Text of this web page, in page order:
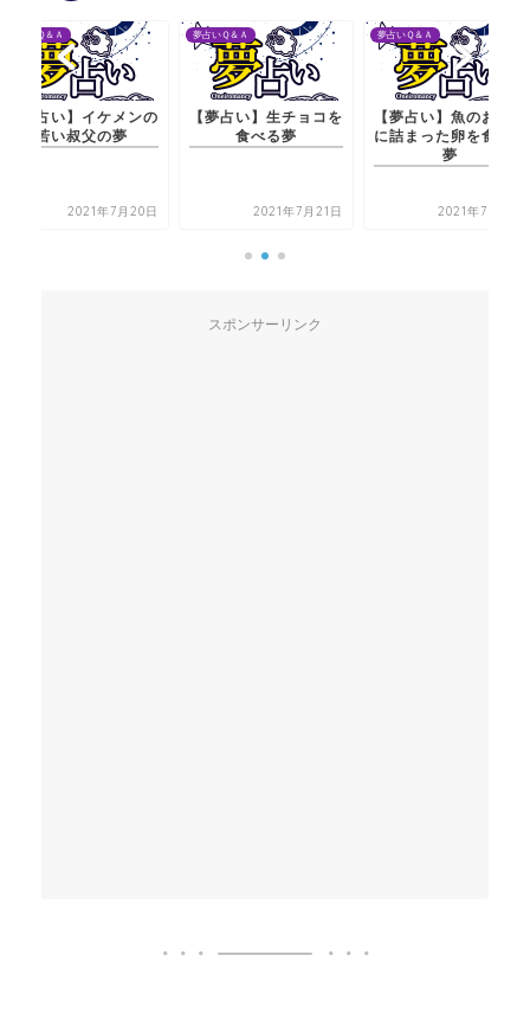
メンの
夢占いＱ＆Ａ
【夢占い】生チョコを
2021年7月21日
夢占いＱ＆Ａ
【夢占い】魚のおなか
に詰まった卵を食べる
2021年7月21日
夢占いＱ＆Ａ
【夢占い
スポンサーリンク